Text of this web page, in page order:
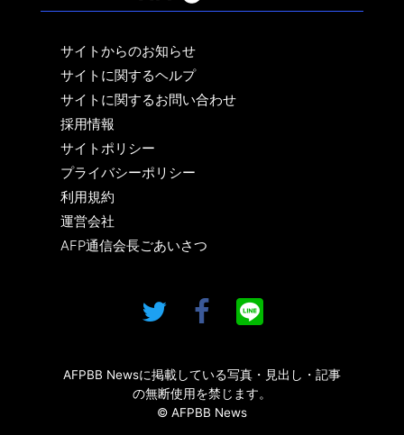
サイトからのお知らせ
サイトに関するヘルプ
サイトに関するお問い合わせ
採用情報
サイトポリシー
プライバシーポリシー
利用規約
運営会社
AFP通信会長ごあいさつ
AFPBB Newsに掲載している写真・見出し・記事
の無断使用を禁じます。
© AFPBB News